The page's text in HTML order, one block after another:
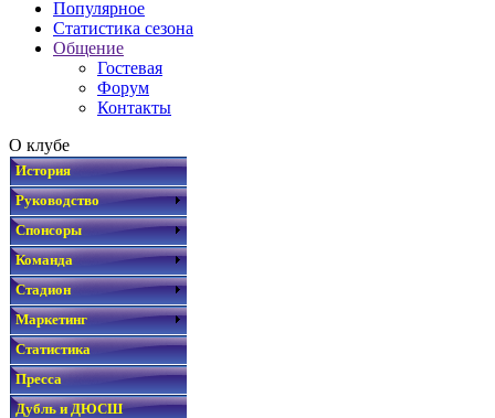
Популярное
Статистика сезона
Общение
Гостевая
Форум
Контакты
О клубе
История
Руководство
Спонсоры
Команда
Стадион
Маркетинг
Статистика
Пресса
Дубль и ДЮСШ